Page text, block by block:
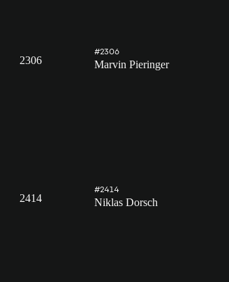
2306
#2306
Marvin Pieringer
2414
#2414
Niklas Dorsch